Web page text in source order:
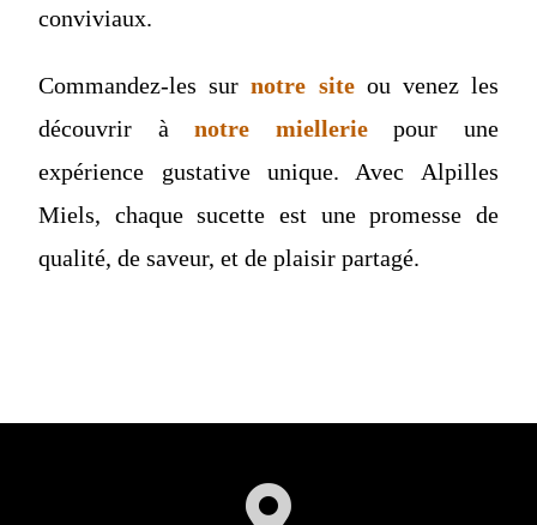
conviviaux.
Commandez-les surnotre siteou venez les
découvrir ànotre mielleriepour une
expérience gustative unique. Avec Alpilles
Miels, chaque sucette est une promesse de
qualité, de saveur, et de plaisir partagé.